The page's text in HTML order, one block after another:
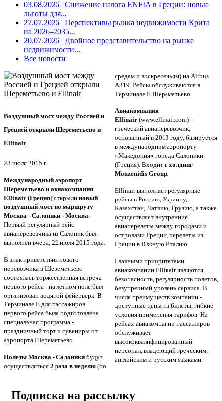
03.08.2026 | Снижение налога ENFIA в Греции: новые
льготы для...
27.07.2026 | Перспективы рынка недвижимости Крита
на 2026–2035...
20.07.2026 | Двойное представительство на рынке
недвижимости...
Все новости
Bоздушный мост между Россией и
Грецией открыли Шереметьево и
Ellinair
23 июля 2015 г.
Международный аэропорт
Шереметьево и авиакомпания
Ellinair (Греция) открыли новый
воздушный мост по маршруту
Москва - Салоники - Москва.
Первый регулярный рейс
авиаперевозчика из Салоник был
выполнен вчера, 22 июля 2015 года.
В знак приветствия нового
перевозчика в Шереметьево
состоялась торжественная встреча
первого рейса - на летном поле был
организован водяной фейерверк. В
Терминале Е для пассажиров
первого рейса была подготовлена
специальная программа -
праздничный торт и сувениры от
аэропорта Шереметьево.
Полеты Москва - Салоники будут
осуществляться 2 раза в неделю (по
средам и воскресеньям) на Airbus
А319. Рейсы обслуживаются в
Терминале Е Шереметьево.
Авиакомпания
Ellinair (www.ellinair.com) -
греческий авиаперевозчик,
основанный в 2013 году, базируется
в международном аэропорту
«Македония» города Салоники
(Греция). Входит в холдинг
Mouzenidis Group.
Ellinair выполняет регулярные
рейсы в Россию, Украину,
Казахстан, Латвию, Грузию, а также
осуществляет внутренние
авиаперелеты между городами и
островами Греции, перелеты из
Греции в Южную Италию.
Главными приоритетами
авиакомпании Ellinair являются
безопасность, регулярность полетов,
безупречный уровень сервиса. В
числе преимуществ компании -
доступные цены на билеты, гибкие
условия применения тарифов. На
рейсах авиакомпании пассажиров
обслуживает
высококвалифицированный
персонал, владеющий греческим,
английским и русским языками.
Подписка на рассылку